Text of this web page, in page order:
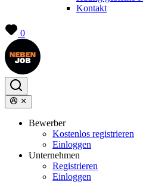
Kontakt
0
Bewerber
Kostenlos registrieren
Einloggen
Unternehmen
Registrieren
Einloggen